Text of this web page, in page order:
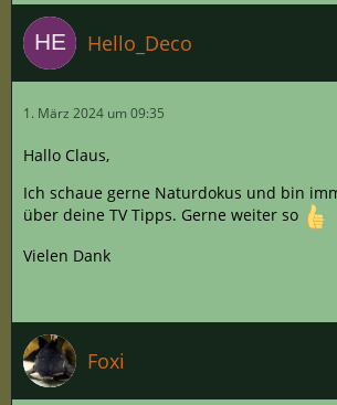
Hello_Deco
1. März 2024 um 09:35
Hallo Claus,
Ich schaue gerne Naturdokus und bin
über deine TV Tipps. Gerne weiter so
Vielen Dank
Foxi